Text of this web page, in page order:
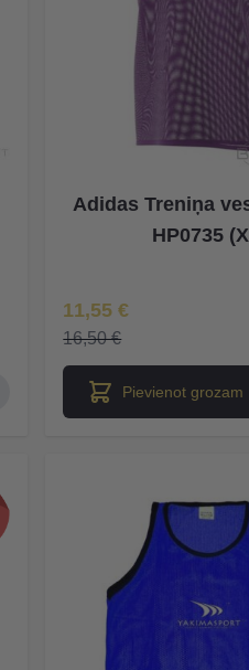
Adidas Treniņa
HP0735
Īpaša Cena
11,55 €
16,50 €
Pievienot grozam